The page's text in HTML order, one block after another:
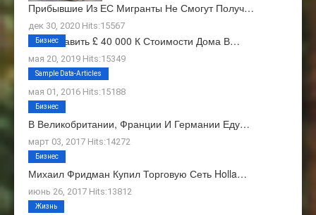
Прибывшие Из ЕС Мигранты Не Смогут Получ…
дек 30, 2020 Hits:15567
Как Добавить £ 40 000 К Стоимости Дома В…
мая 20, 2019 Hits:15349
Бизнес
О Нас
мая 01, 2016 Hits:15188
Sample Data-Articles
В Великобритании, Франции И Германии Еду…
март 03, 2017 Hits:14272
Бизнес
Михаил Фридман Купил Торговую Сеть Holla…
июнь 26, 2017 Hits:13812
Бизнес
Жизнь